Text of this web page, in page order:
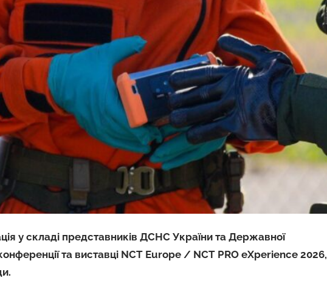
у складі представників ДСНС України та Державної
та виставці NCT Europe / NCT PRO eXperience 2026,